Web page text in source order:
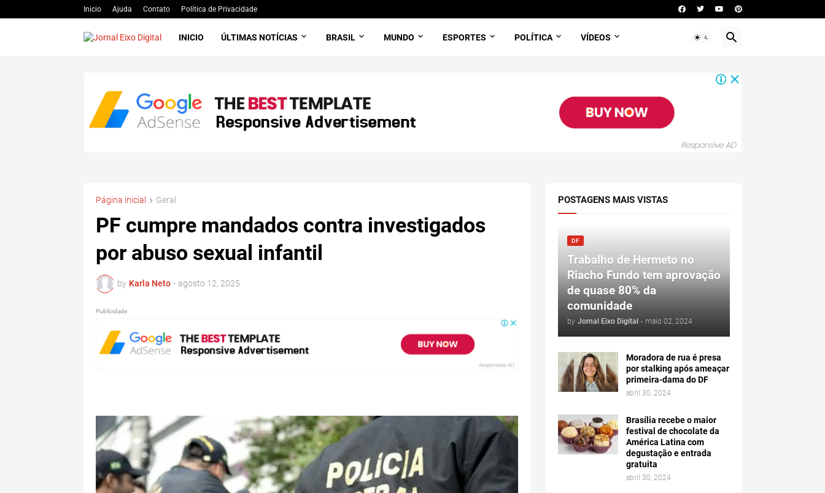
Inicio Ajuda Contato Política de Privacidade
INICIO ÚLTIMAS NOTÍCIAS BRASIL MUNDO ESPORTES POLÍTICA VÍDEOS
Página inicial Geral
PF cumpre mandados contra investigados
por abuso sexual infantil
by Karla Neto - agosto 12, 2025
Publicidade
POSTAGENS MAIS VISTAS
DF
Trabalho de Hermeto no
Riacho Fundo tem aprovação
de quase 80% da
comunidade
by Jornal Eixo Digital - maio 02, 2024
Moradora de rua é presa
por stalking após ameaçar
primeira-dama do DF
abril 30, 2024
Brasília recebe o maior
festival de chocolate da
América Latina com
degustação e entrada
gratuita
abril 30, 2024